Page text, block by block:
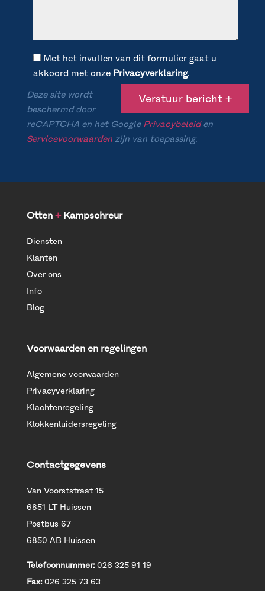
Met het invullen van dit formulier gaat u
akkoord met onze Privacyverklaring.
Deze site wordt
beschermd door
reCAPTCHA en het Google Privacybeleiden
Servicevoorwaardenzijn van toepassing.
Otten +Kampschreur
Diensten
Klanten
Over ons
Info
Blog
Voorwaarden en regelingen
Algemene voorwaarden
Privacyverklaring
Klachtenregeling
Klokkenluidersregeling
Contactgegevens
Van Voorststraat 15
6851 LT Huissen
Postbus 67
6850 AB Huissen
Telefoonnummer:026 325 91 19
Fax:026 325 73 63